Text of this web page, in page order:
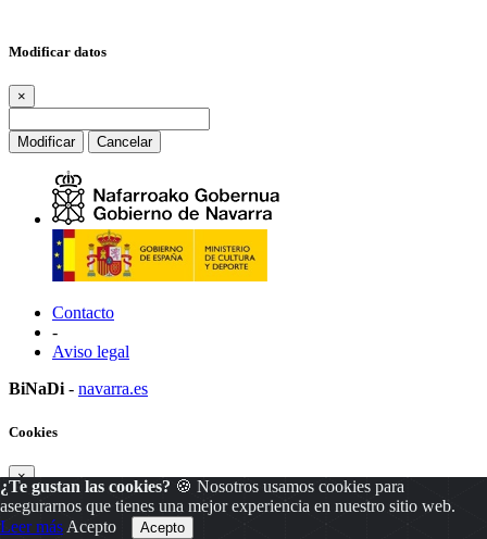
Modificar datos
×
Modificar Cancelar
Contacto
-
Aviso legal
BiNaDi - navarra.es
¿Te gustan las cookies? 🍪 Nosotros usamos cookies para
asegurarnos que tienes una mejor experiencia en nuestro sitio web.
Leer más Acepto
Cookies
×